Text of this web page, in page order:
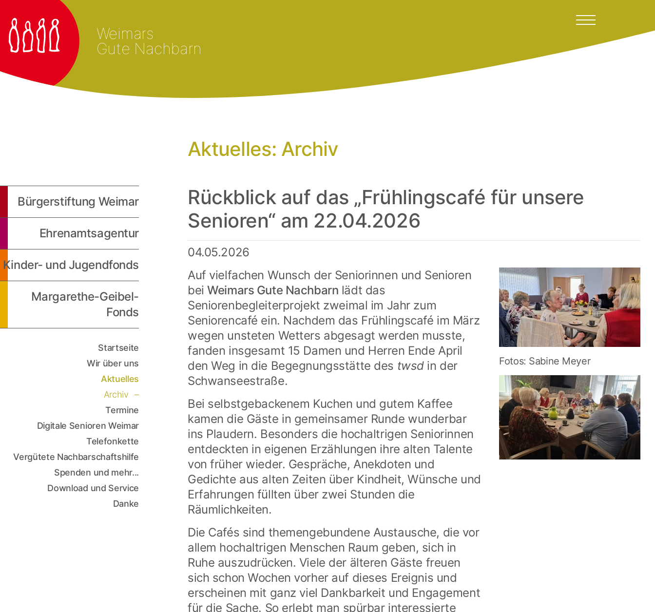
Weimars
Gute Nachbarn
Aktuelles: Archiv
Bürgerstiftung Weimar
Ehrenamtsagentur
Kinder- und Jugendfonds
Margarethe-Geibel-
Fonds
Startseite
Wir über uns
Aktuelles
Archiv
Termine
Digitale Senioren Weimar
Telefonkette
Vergütete Nachbarschaftshilfe
Spenden und mehr...
Download und Service
Danke
Rückblick auf das „Frühlingscafé für unsere
Senioren“ am 22.04.2026
04.05.2026
Auf vielfachen Wunsch der Seniorinnen und Senioren
beiWeimars Gute Nachbarn lädt das
Seniorenbegleiterprojekt zweimal im Jahr zum
Seniorencafé ein. Nachdem das Frühlingscafé im März
wegen unsteten Wetters abgesagt werden musste,
fanden insgesamt 15 Damen und Herren Ende April
den Weg in die Begegnungsstätte des twsd in der
Schwanseestraße.
Bei selbstgebackenem Kuchen und gutem Kaffee
kamen die Gäste in gemeinsamer Runde wunderbar
ins Plaudern. Besonders die hochaltrigen Seniorinnen
entdeckten in eigenen Erzählungen ihre alten Talente
von früher wieder. Gespräche, Anekdoten und
Gedichte aus alten Zeiten über Kindheit, Wünsche und
Erfahrungen füllten über zwei Stunden die
Räumlichkeiten.
Die Cafés sind themengebundene Austausche, die vor
allem hochaltrigen Menschen Raum geben, sich in
Ruhe auszudrücken. Viele der älteren Gäste freuen
sich schon Wochen vorher auf dieses Ereignis und
erscheinen mit ganz viel Dankbarkeit und Engagement
für die Sache. So erlebt man spürbar interessierte
Fotos: Sabine Meyer